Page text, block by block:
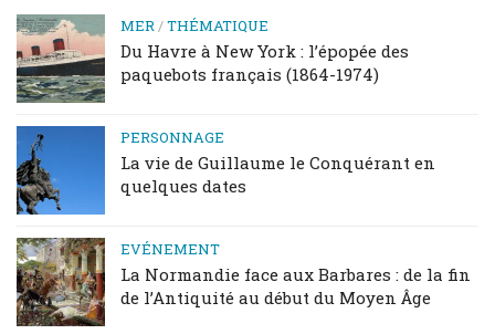
MER/THÉMATIQUE
Du Havre à New York : l’épopée des
paquebots français (1864-1974)
PERSONNAGE
La vie de Guillaume le Conquérant en
quelques dates
EVÉNEMENT
La Normandie face aux Barbares : de la fin
de l’Antiquité au début du Moyen Âge